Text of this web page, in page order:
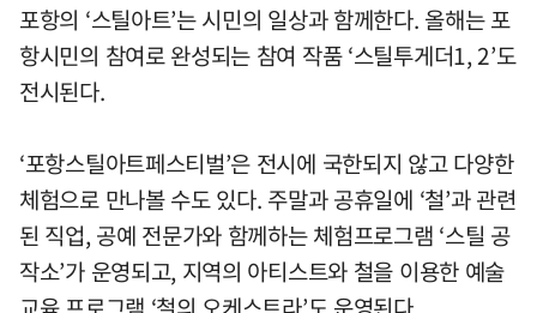
포항의 ‘스틸아트’는 시민의 일상과 함께한다. 올해는 포
항시민의 참여로 완성되는 참여 작품 ‘스틸투게더1, 2’도
전시된다.
‘포항스틸아트페스티벌’은 전시에 국한되지 않고 다양한
체험으로 만나볼 수도 있다. 주말과 공휴일에 ‘철’과 관련
된 직업, 공예 전문가와 함께하는 체험프로그램 ‘스틸 공
작소’가 운영되고, 지역의 아티스트와 철을 이용한 예술